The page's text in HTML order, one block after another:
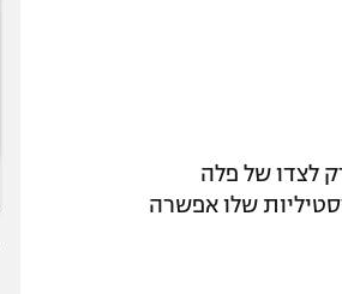
לצדו של פלה
שלו אפשרה